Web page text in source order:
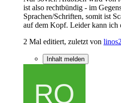
ist also rechtbündig - im
Sprachen/Schriften, somit ist
auf dem Kopf. Leider kann ich
2 Mal editiert, zuletzt von
Inhalt melden